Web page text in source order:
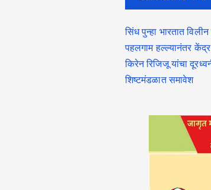
सिंध पुन्हा भारतात
पहलगाम हल्ल्यानंतर
किरेन रिजिजू यांचा
शिष्टमंडळात समावेश